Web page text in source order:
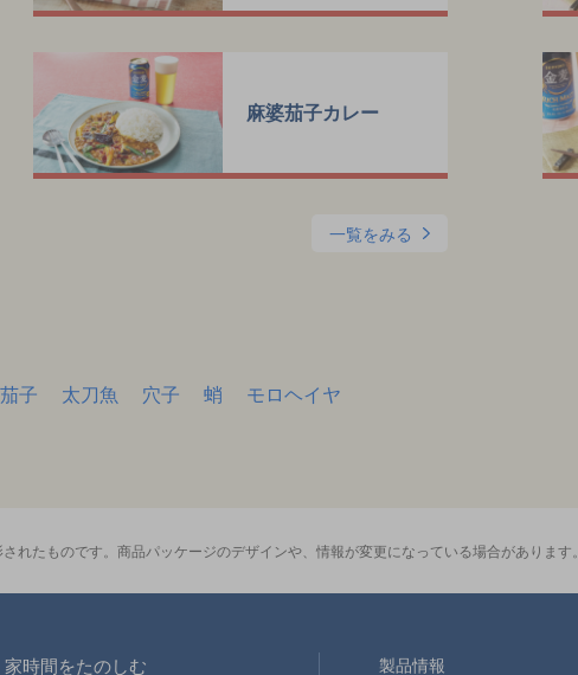
麻婆茄子カレー
一覧をみる
茄子 太刀魚 穴子 蛸 モロヘイヤ
たものです。商品パッケージのデザインや、情報が変更になっている場合があります。
家時間をたのしむ 製品情報